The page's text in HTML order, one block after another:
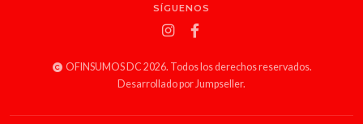
SÍGUENOS
OFINSUMOS DC 2026. Todos los derechos reservados.
Desarrollado por Jumpseller.